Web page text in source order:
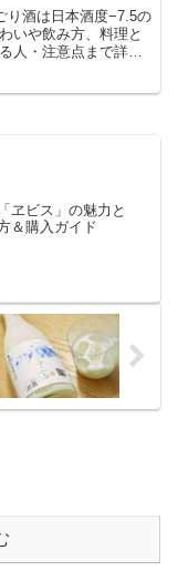
り酒は日本酒度−7.5の
いや飲み方、料理と
人・注意点まで詳し
ヱビス」の魅力と
＆購入ガイド